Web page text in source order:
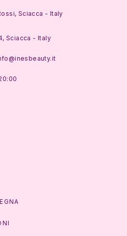
Sciacca - Italy
Sciacca - Italy